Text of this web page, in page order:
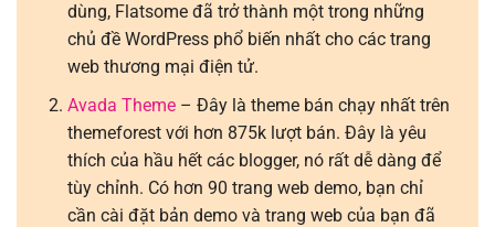
dùng, Flatsome đã trở thành một trong những
chủ đề WordPress phổ biến nhất cho các trang
web thương mại điện tử.
Avada Theme– Đây là theme bán chạy nhất trên
themeforest với hơn 875k lượt bán. Đây là yêu
thích của hầu hết các blogger, nó rất dễ dàng để
tùy chỉnh. Có hơn 90 trang web demo, bạn chỉ
cần cài đặt bản demo và trang web của bạn đã